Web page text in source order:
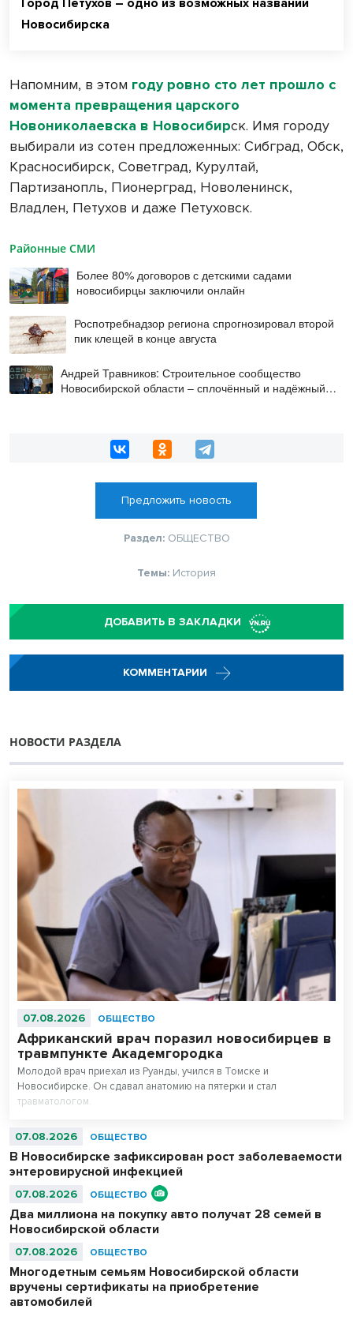
Новосибирска
Напомним, в этом году ровно сто лет прошло с
момента превращения царского
Новониколаевска в Новосибирск. Имя городу
выбирали из сотен предложенных: Сибград, Обск,
Красносибирск, Советград, Курултай,
Партизанопль, Пионерград, Новоленинск,
Владлен, Петухов и даже Петуховск.
Районные СМИ
Более 80% договоров с детскими садами
новосибирцы заключили онлайн
Роспотребнадзор региона спрогнозировал второй
пик клещей в конце августа
Андрей Травников: Строительное сообщество
Новосибирской области – сплочённый и надёжный
Предложить новость
Раздел: ОБЩЕСТВО
Темы: История
ДОБАВИТЬ В ЗАКЛАДКИ
КОММЕНТАРИИ
НОВОСТИ РАЗДЕЛА
07.08.2026 ОБЩЕСТВО
Африканский врач поразил новосибирцев в
травмпункте Академгородка
Молодой врач приехал из Руанды, учился в Томске и
Новосибирске. Он сдавал анатомию на пятерки и стал
травматологом.
07.08.2026 ОБЩЕСТВО
В Новосибирске зафиксирован рост заболеваемости
энтеровирусной инфекцией
07.08.2026 ОБЩЕСТВО
Два миллиона на покупку авто получат 28 семей в
Новосибирской области
07.08.2026 ОБЩЕСТВО
Многодетным семьям Новосибирской области
вручены сертификаты на приобретение
автомобилей